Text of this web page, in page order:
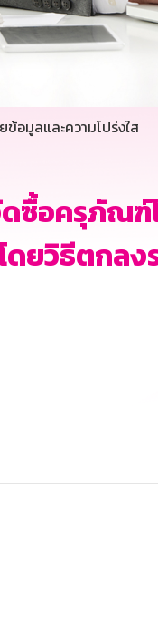
ข้อมูลและความโปร่งใส
ซื้อครุภัณฑ์
ยวิธีตกลง